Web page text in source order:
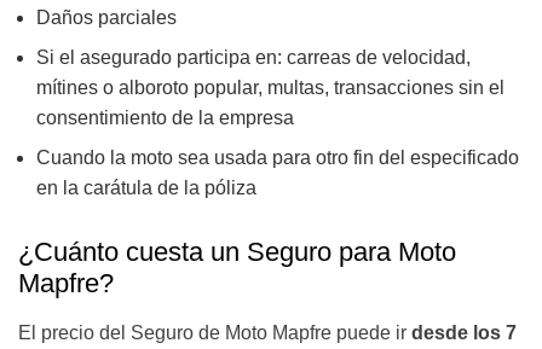
Daños parciales
Si el asegurado participa en: carreas de velocidad,
mítines o alboroto popular, multas, transacciones sin el
consentimiento de la empresa
Cuando la moto sea usada para otro fin del especificado
en la carátula de la póliza
¿Cuánto cuesta un Seguro para Moto
Mapfre?
El precio del Seguro de Moto Mapfre puede ir desde los 7